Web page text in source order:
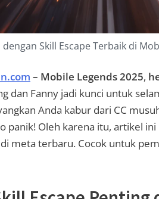
Skill Escape Terbaik di
– Mobile Legends 2025,
dan Fanny jadi kunci untuk
Anda kabur dari CC
Oleh karena itu, artikel ini
meta terbaru. Cocok untuk